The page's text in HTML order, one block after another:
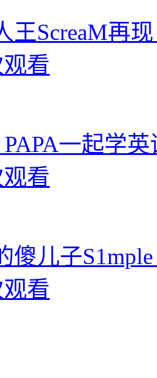
王ScreaM再
看
PAPA一起学
观看
傻儿子
看